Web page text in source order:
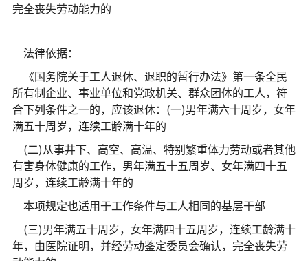
完全丧失劳动能力的
法律依据：
《国务院关于工人退休、退职的暂行办法》第一条全民
所有制企业、事业单位和党政机关、群众团体的工人，符
合下列条件之一的，应该退休：(一)男年满六十周岁，女年
满五十周岁，连续工龄满十年的
(二)从事井下、高空、高温、特别繁重体力劳动或者其他
有害身体健康的工作，男年满五十五周岁、女年满四十五
周岁，连续工龄满十年的
本项规定也适用于工作条件与工人相同的基层干部
(三)男年满五十周岁，女年满四十五周岁，连续工龄满十
年，由医院证明，并经劳动鉴定委员会确认，完全丧失劳